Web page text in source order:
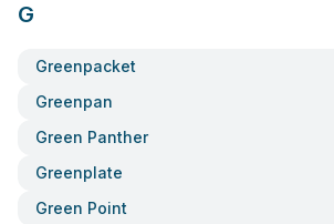
G
Greenpacket
Greenpan
Green Panther
Greenplate
Green Point